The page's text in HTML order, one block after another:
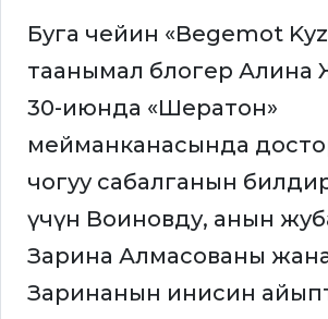
Буга чейин «Begemot
таанымал блогер Алина
30-июнда «Шератон»
мейманканасында
чогуу сабалганын
үчүн Воиновду, анын
Зарина Алмасованы
Заринанын инисин